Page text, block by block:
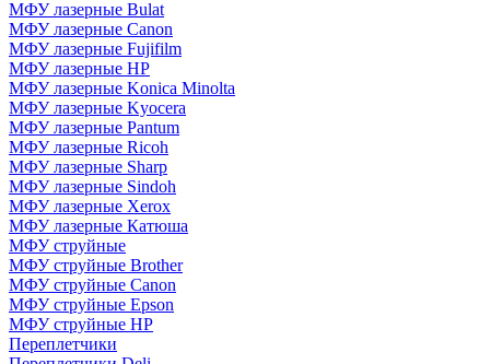
МФУ лазерные Bulat
МФУ лазерные Canon
МФУ лазерные Fujifilm
МФУ лазерные HP
МФУ лазерные Konica Minolta
МФУ лазерные Kyocera
МФУ лазерные Pantum
МФУ лазерные Ricoh
МФУ лазерные Sharp
МФУ лазерные Sindoh
МФУ лазерные Xerox
МФУ лазерные Катюша
МФУ струйные
МФУ струйные Brother
МФУ струйные Canon
МФУ струйные Epson
МФУ струйные HP
Переплетчики